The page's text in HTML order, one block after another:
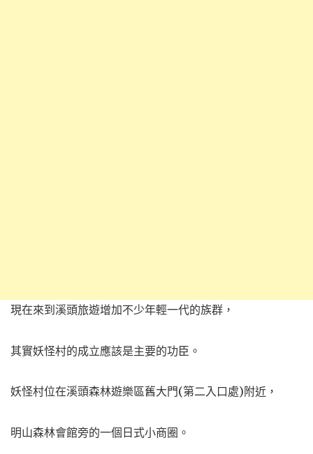
現在來到溪頭旅遊增加不少年輕一代的族群，
其實妖怪村的成立應該是主要的功臣。
妖怪村位在溪頭森林遊樂區舊大門(第二入口處)附近，
明山森林會館旁的一個日式小商圈。